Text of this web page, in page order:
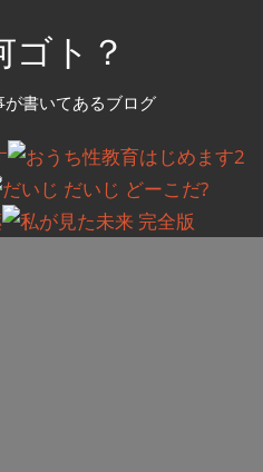
ゴト？
書いてあるブログ